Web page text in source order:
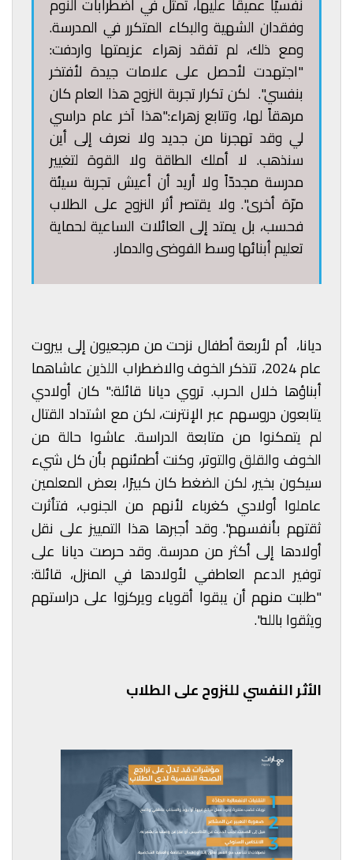
وفقدان الشهية والبكاء المتكرر في المدرسة.
ومع ذلك، لم تفقد زهراء عزيمتها واردفت:
"اجتهدت لأحصل على علامات جيدة لأفتخر
بنفسي". لكن تكرار تجربة النزوح هذا العام كان
مرهقاً لها، وتتابع زهراء:"هذا آخر عام دراسي
لي وقد تهجرنا من جديد ولا نعرف إلى أين
سنذهب. لا أملك الطاقة ولا القوة لتغيير
مدرسة مجددّاً ولا أريد أن أعيش تجربة سيئة
مرّة أخرى". ولا يقتصر أثر النزوح على الطلاب
فحسب، بل يمتد إلى العائلات الساعية لحماية
تعليم أبنائها وسط الفوضى والدمار.
ديانا، أم لأربعة أطفال نزحت من مرجعيون إلى بيروت
عام 2024، تتذكر الخوف والاضطراب اللذين عاشاهما
أبناؤها خلال الحرب. تروي ديانا قائلة:" كان أولادي
يتابعون دروسهم عبر الإنترنت، لكن مع اشتداد القتال
لم يتمكنوا من متابعة الدراسة. عاشوا حالة من
الخوف والقلق والتوتر، وكنت أطمئنهم بأن كل شيء
سيكون بخير، لكن الضغط كان كبيرًا، بعض المعلمين
عاملوا أولادي كغرباء لأنهم من الجنوب، فتأثرت
ثقتهم بأنفسهم". وقد أجبرها هذا التمييز على نقل
أولادها إلى أكثر من مدرسة. وقد حرصت ديانا على
توفير الدعم العاطفي لأولادها في المنزل، قائلة:
"طلبت منهم أن يبقوا أقوياء ويركزوا على دراستهم
ويثقوا بالله".
الأثر النفسي للنزوح على الطلاب